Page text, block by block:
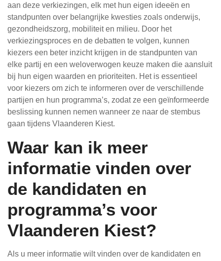
aan deze verkiezingen, elk met hun eigen ideeën en
standpunten over belangrijke kwesties zoals onderwijs,
gezondheidszorg, mobiliteit en milieu. Door het
verkiezingsproces en de debatten te volgen, kunnen
kiezers een beter inzicht krijgen in de standpunten van
elke partij en een weloverwogen keuze maken die aansluit
bij hun eigen waarden en prioriteiten. Het is essentieel
voor kiezers om zich te informeren over de verschillende
partijen en hun programma’s, zodat ze een geïnformeerde
beslissing kunnen nemen wanneer ze naar de stembus
gaan tijdens Vlaanderen Kiest.
Waar kan ik meer
informatie vinden over
de kandidaten en
programma’s voor
Vlaanderen Kiest?
Als u meer informatie wilt vinden over de kandidaten en